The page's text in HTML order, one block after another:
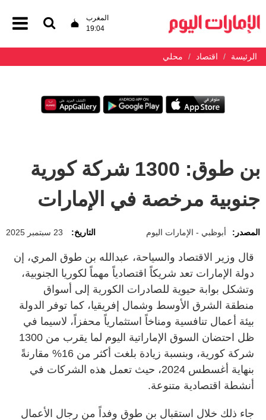
المغرب
19:04
الرئيسة اقتصاد محلي
بن طوق: 1300 شركة كورية
جنوبية مرخصة في الإمارات
المصدر: أبوظبي - الإمارات اليوم التاريخ: 23 سبتمبر 2025
قال وزير الاقتصاد والسياحة، عبدالله بن طوق المري، إن
دولة الإمارات تعد شريكاً اقتصادياً مهماً لكوريا الجنوبية،
وتشكل بوابة حيوية للصادرات الكورية إلى أسواق
منطقة الشرق الأوسط وشمال إفريقيا، كما توفر الدولة
بيئة أعمال تنافسية ومناخاً استثمارياً محفزاً، لاسيما في
ظل احتضان السوق الإماراتية اليوم لما يقرب من 1300
شركة كورية، وبنسبة زيادة بلغت أكثر من 16% مقارنةً
بنهاية أغسطس 2024، حيث تعمل هذه الشركات في
أنشطة اقتصادية متنوعة.
جاء ذلك خلال استقبال بن طوق وفداً من رجال الأعمال